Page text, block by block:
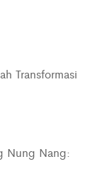
Transformasi
Nung Nang: